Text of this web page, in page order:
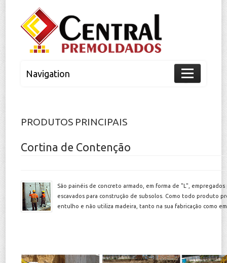
Navigation
A Empresa
expand
Estrutura de Concreto
Laje Alveolar
PRODUTOS PRINCIPAIS
Cortina de Contenção
São painéis de concreto armado, em forma de "L",
escavados para construção de subsolos. Como todo produto
entulho e não utiliza madeira, tanto na sua fabricação como em